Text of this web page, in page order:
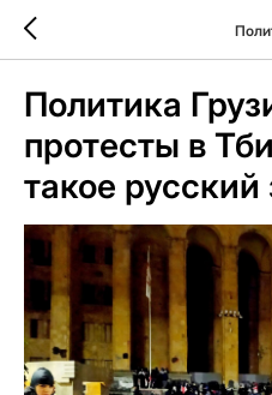
Политика
протесты в
такое русский